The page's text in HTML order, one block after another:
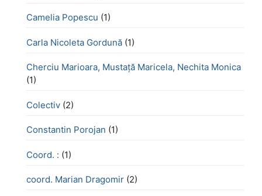
Camelia Popescu (1)
Carla Nicoleta Gordună (1)
Cherciu Marioara, Mustață Maricela, Nechita Monica
(1)
Colectiv (2)
Constantin Porojan (1)
Coord. : (1)
coord. Marian Dragomir (2)